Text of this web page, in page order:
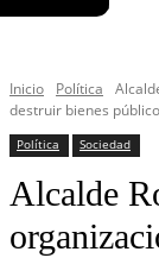
Inicio Política
destruir bienes
Política Sociedad
Alcalde